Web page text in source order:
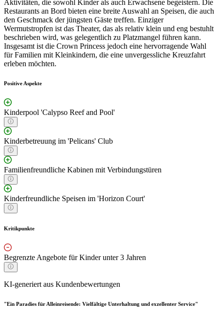
Aktivitäten, die sowohl Kinder als auch Erwachsene begeistern. Die
Restaurants an Bord bieten eine breite Auswahl an Speisen, die auch
den Geschmack der jüngsten Gäste treffen. Einziger
Wermutstropfen ist das Theater, das als relativ klein und eng bestuhlt
beschrieben wird, was gelegentlich zu Platzmangel führen kann.
Insgesamt ist die Crown Princess jedoch eine hervorragende Wahl
für Familien mit Kleinkindern, die eine unvergessliche Kreuzfahrt
erleben möchten.
Positive Aspekte
Kinderpool 'Calypso Reef and Pool'
Kinderbetreuung im 'Pelicans' Club
Familienfreundliche Kabinen mit Verbindungstüren
Kinderfreundliche Speisen im 'Horizon Court'
Kritikpunkte
Begrenzte Angebote für Kinder unter 3 Jahren
KI-generiert aus Kundenbewertungen
"Ein Paradies für Alleinreisende: Vielfältige Unterhaltung und exzellenter Service"